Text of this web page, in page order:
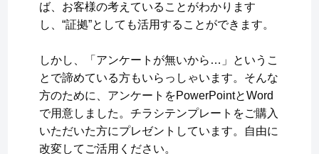
ば、お客様の考えていることがわかります
し、“証拠”としても活用することができます。
しかし、「アンケートが無いから…」というこ
とで諦めている方もいらっしゃいます。そんな
方のために、アンケートをPowerPointとWord
で用意しました。チラシテンプレートをご購入
いただいた方にプレゼントしています。自由に
改変してご活用ください。